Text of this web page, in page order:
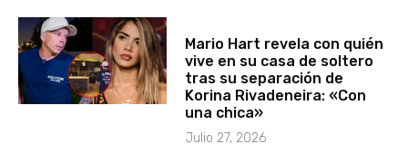
Mario Hart revela con quién
vive en su casa de soltero
tras su separación de
Korina Rivadeneira: «Con
una chica»
Julio 27, 2026